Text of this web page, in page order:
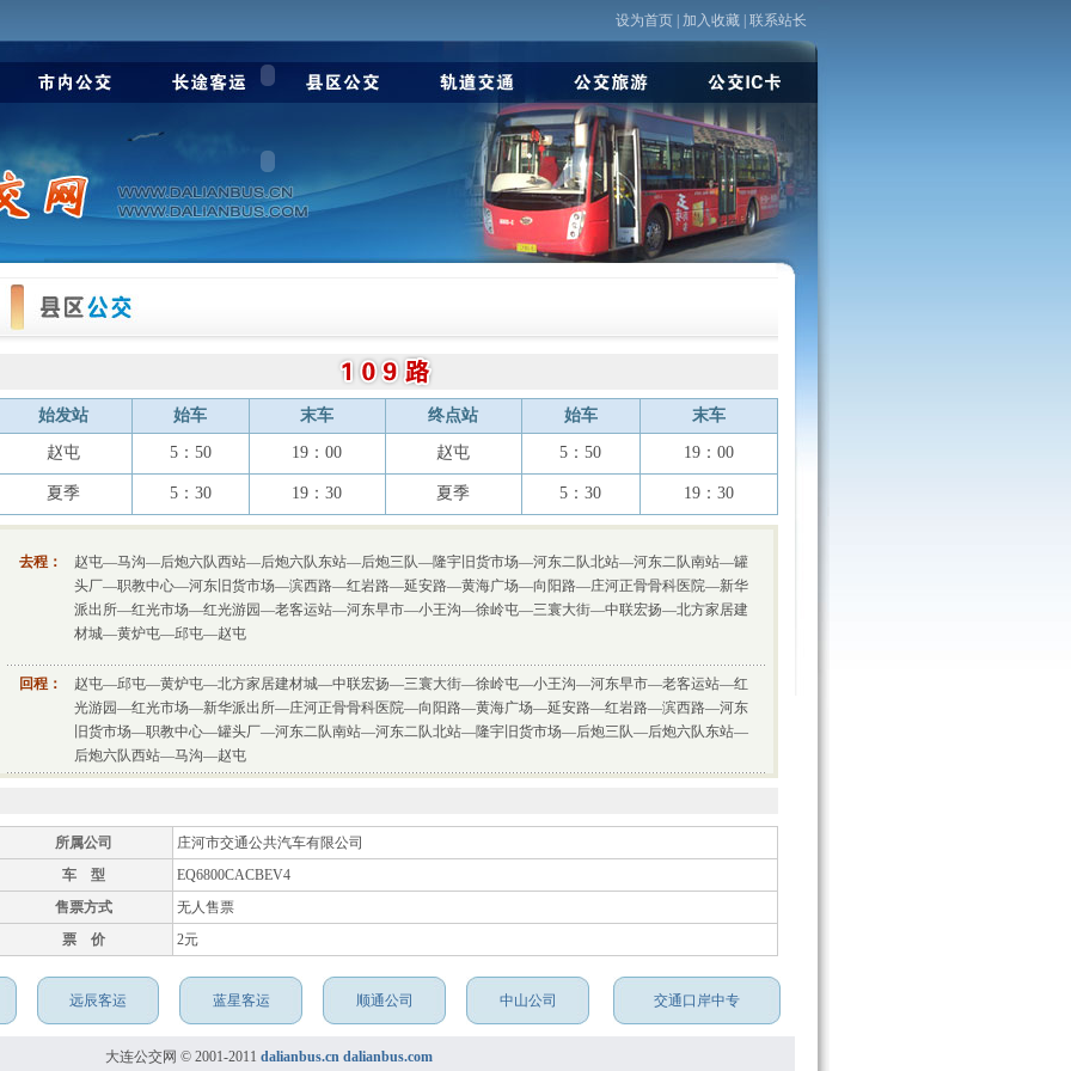
设为首页| 加入收藏| 联系站长
始发站 始车 末车 终点站 始车 末车
赵屯 5：50 19：00 赵屯 5：50 19：00
夏季 5：30 19：30 夏季 5：30 19：30
去程：
赵屯—马沟—后炮六队西站—后炮六队东站—后炮三队—隆宇旧货市场—河东二队北站—河东二队南站—罐
头厂—职教中心—河东旧货市场—滨西路—红岩路—延安路—黄海广场—向阳路—庄河正骨骨科医院—新华
派出所—红光市场—红光游园—老客运站—河东早市—小王沟—徐岭屯—三寰大街—中联宏扬—北方家居建
材城—黄炉屯—邱屯—赵屯
回程：
赵屯—邱屯—黄炉屯—北方家居建材城—中联宏扬—三寰大街—徐岭屯—小王沟—河东早市—老客运站—红
光游园—红光市场—新华派出所—庄河正骨骨科医院—向阳路—黄海广场—延安路—红岩路—滨西路—河东
旧货市场—职教中心—罐头厂—河东二队南站—河东二队北站—隆宇旧货市场—后炮三队—后炮六队东站—
后炮六队西站—马沟—赵屯
所属公司
庄河市交通公共汽车有限公司
车 型
EQ6800CACBEV4
售票方式
无人售票
票 价
2元
远辰客运 蓝星客运 顺通公司 中山公司 交通口岸中专
大连公交网 © 2001-2011 dalianbus.cn dalianbus.com